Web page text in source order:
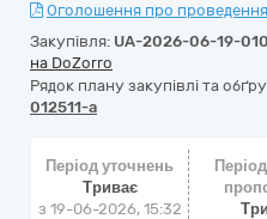
Оголошення про
Закупівля: UA-2026-06-19-
на DoZorro
Рядок плану закупівлі та
012511-a
Період уточнень
Триває
з 19-06-2026, 15:32